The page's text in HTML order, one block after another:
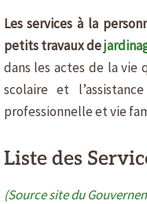
Les services à la
petits travaux de
dans les actes de la vie
scolaire et
professionnelle et vie
Liste des
(Source site du